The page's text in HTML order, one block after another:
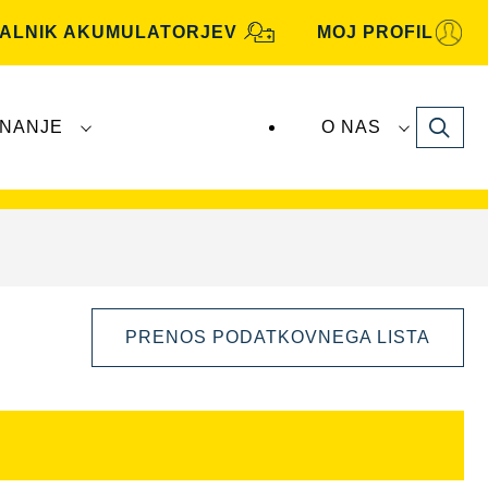
AKUMULATORJEV MOJ PROFIL
O NAS Search
PRENOS PODATKOVNEGA LISTA